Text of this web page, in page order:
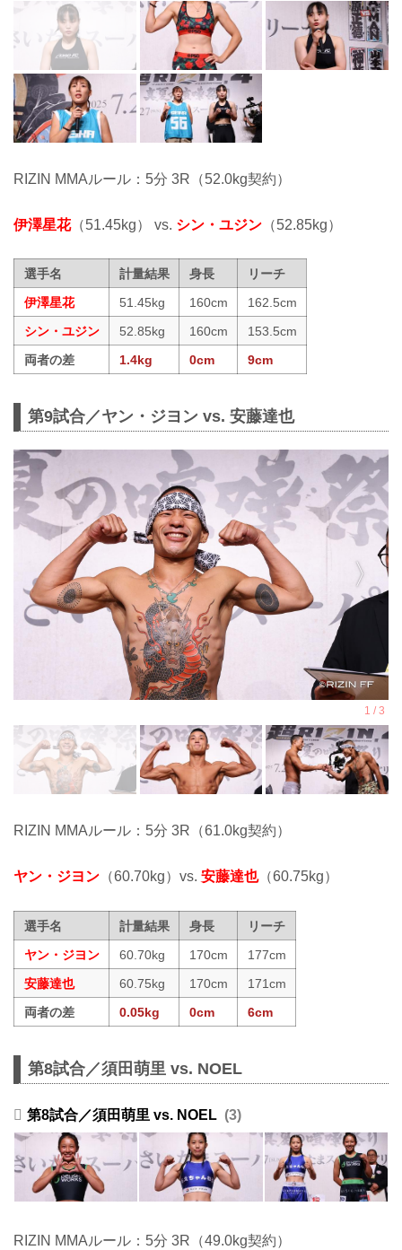
RIZIN MMAルール：5分 3R（52.0kg契約）
伊澤星花（51.45kg） vs. シン・ユジン （52.85kg）
選手名 計量結果 身長
リーチ
伊澤星花
51.45kg 160cm
162.5cm
シン・ユジン
52.85kg 160cm
153.5cm
両者の差
1.4kg 0cm 9cm
第9試合／ヤン・ジヨン vs. 安藤達也
RIZIN MMAルール：5分 3R（61.0kg契約）
ヤン・ジヨン （60.70kg）vs. 安藤達也（60.75kg）
選手名 計量結果 身長
リーチ
ヤン・ジヨン
60.70kg 170cm
177cm
安藤達也
60.75kg 170cm
171cm
両者の差
0.05kg 0cm 6cm
第8試合／須田萌里 vs. NOEL
第8試合／須田萌里 vs. NOEL 3
RIZIN MMAルール：5分 3R（49.0kg契約）